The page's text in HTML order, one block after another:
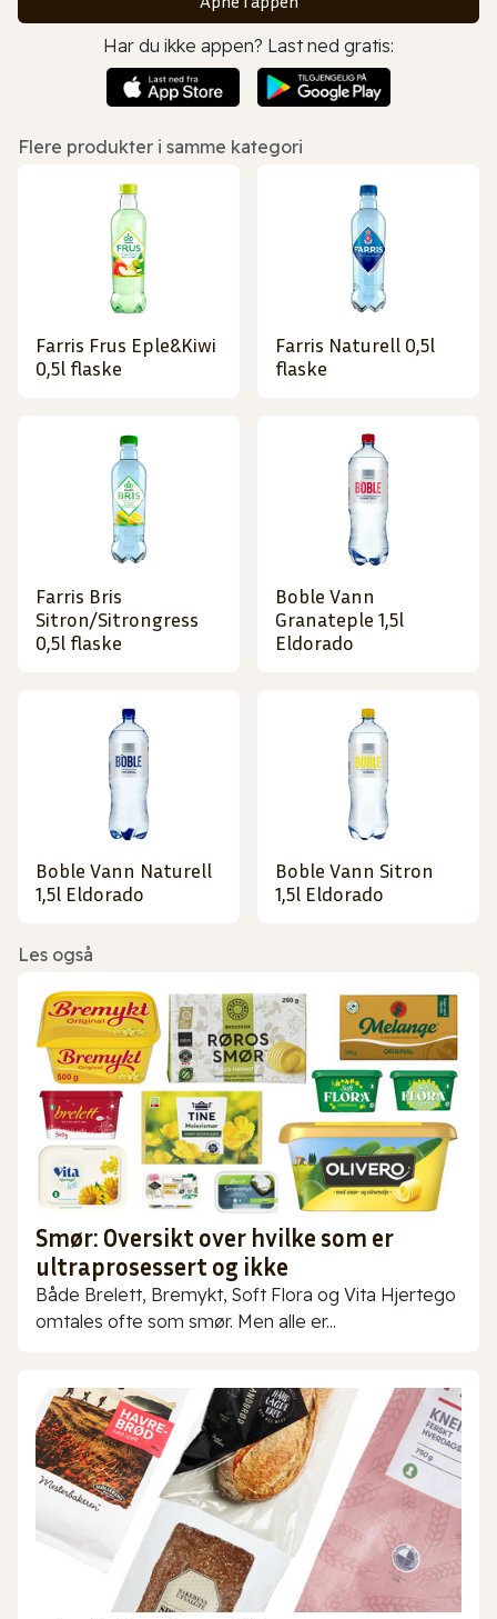
Har du ikke appen? Last ned gratis:
Flere produkter i samme kategori
Farris Frus Eple&Kiwi
0,5l flaske
Farris Naturell 0,5l
flaske
Farris Bris
Sitron/Sitrongress
0,5l flaske
Boble Vann
Granateple 1,5l
Eldorado
Boble Vann Naturell
1,5l Eldorado
Boble Vann Sitron
1,5l Eldorado
Les også
Smør: Oversikt over hvilke som er
ultraprosessert og ikke
Både Brelett, Bremykt, Soft Flora og Vita Hjertego
omtales ofte som smør. Men alle er...